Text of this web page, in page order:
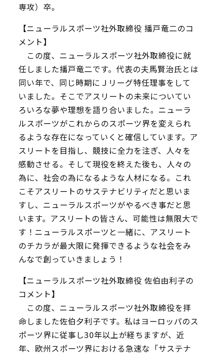
専攻）卒。
【ニューラルスポーツ社外取締役 播戸竜二のコ
メント】
この度、ニューラルスポーツ社外取締役に就
任しました播戸竜二です。代表の夫馬賢治氏とは
同い年で、同じ時期にＪリーグ特任理事をして
いました。そこでアスリートの未来についてい
ろいろな夢や理想を語り合いました。ニューラ
ルスポーツがこれからのスポーツ界を変えられ
るような存在になっていくと確信しています。ア
スリートを目指し、競技に全力を注ぎ、人々を
感動させる。そして現役を終えた後も、人々の
為に、社会の為になるような人材になる。これ
こそアスリートのサステナビリティだと思いま
すし、ニューラルスポーツがやるべき事だと思
います。アスリートの皆さん、可能性は無限大で
す！ニューラルスポーツと一緒に、アスリート
のチカラが最大限に発揮できるような社会をみ
んなで創っていきましょう！
【ニューラルスポーツ社外取締役 佐伯由利子の
コメント】
この度、ニューラルスポーツ社外取締役を拝
命しました佐伯夕利子です。私はヨーロッパのス
ポーツ界に従事し30年以上が経ちますが、近
年、欧州スポーツ界における急速な「サステナ